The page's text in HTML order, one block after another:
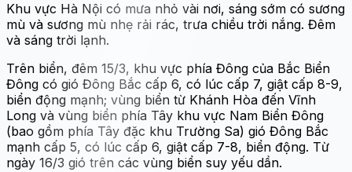
Khu vực Hà Nội có mưa nhỏ vài nơi, sáng sớm có sương
mù và sương mù nhẹ rải rác, trưa chiều trời nắng. Đêm
và sáng trời lạnh.
Trên biển, đêm 15/3, khu vực phía Đông của Bắc Biển
Đông có gió Đông Bắc cấp 6, có lúc cấp 7, giật cấp 8-9,
biển động mạnh; vùng biển từ Khánh Hòa đến Vĩnh
Long và vùng biển phía Tây khu vực Nam Biển Đông
(bao gồm phía Tây đặc khu Trường Sa) gió Đông Bắc
mạnh cấp 5, có lúc cấp 6, giật cấp 7-8, biển động. Từ
ngày 16/3 gió trên các vùng biển suy yếu dần.